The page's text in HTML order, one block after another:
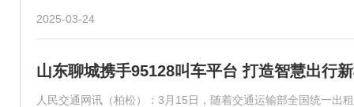
2025-03-24
山东聊城携手95128叫车平台 打造智慧出行
人民交通网讯（柏松）：3月15日，随着交通运输部全国统一出